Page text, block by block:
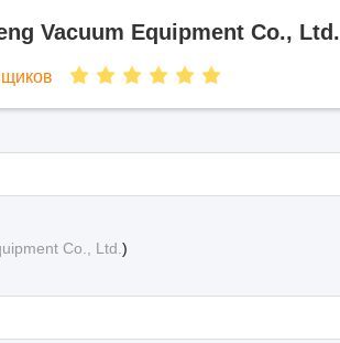
Vacuum Equipment Co., Ltd.
Co., Ltd.)